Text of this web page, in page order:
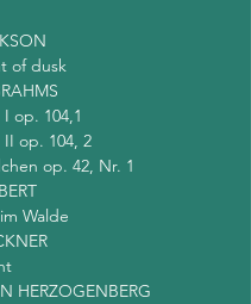
of dusk
op. 104,1
op. 104, 2
op. 42, Nr. 1
Walde
HERZOGENBERG